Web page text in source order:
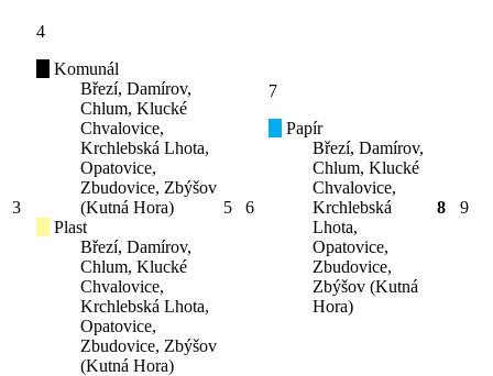
3
4
Komunál
Březí, Damírov,
Chlum, Klucké
Chvalovice,
Krchlebská Lhota,
Opatovice,
Zbudovice, Zbýšov
(Kutná Hora)
Plast
Březí, Damírov,
Chlum, Klucké
Chvalovice,
Krchlebská Lhota,
Opatovice,
Zbudovice, Zbýšov
(Kutná Hora)
5 6
7
Papír
Březí, Damírov,
Chlum, Klucké
Chvalovice,
Krchlebská
Lhota,
Opatovice,
Zbudovice,
Zbýšov (Kutná
Hora)
8 9